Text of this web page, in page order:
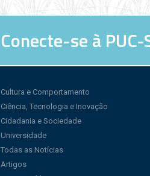
Conecte-se à PUC-
Cultura e Comportamento
Ciência, Tecnologia e Inovação
Cidadania e Sociedade
Universidade
Todas as Notícias
Artigos